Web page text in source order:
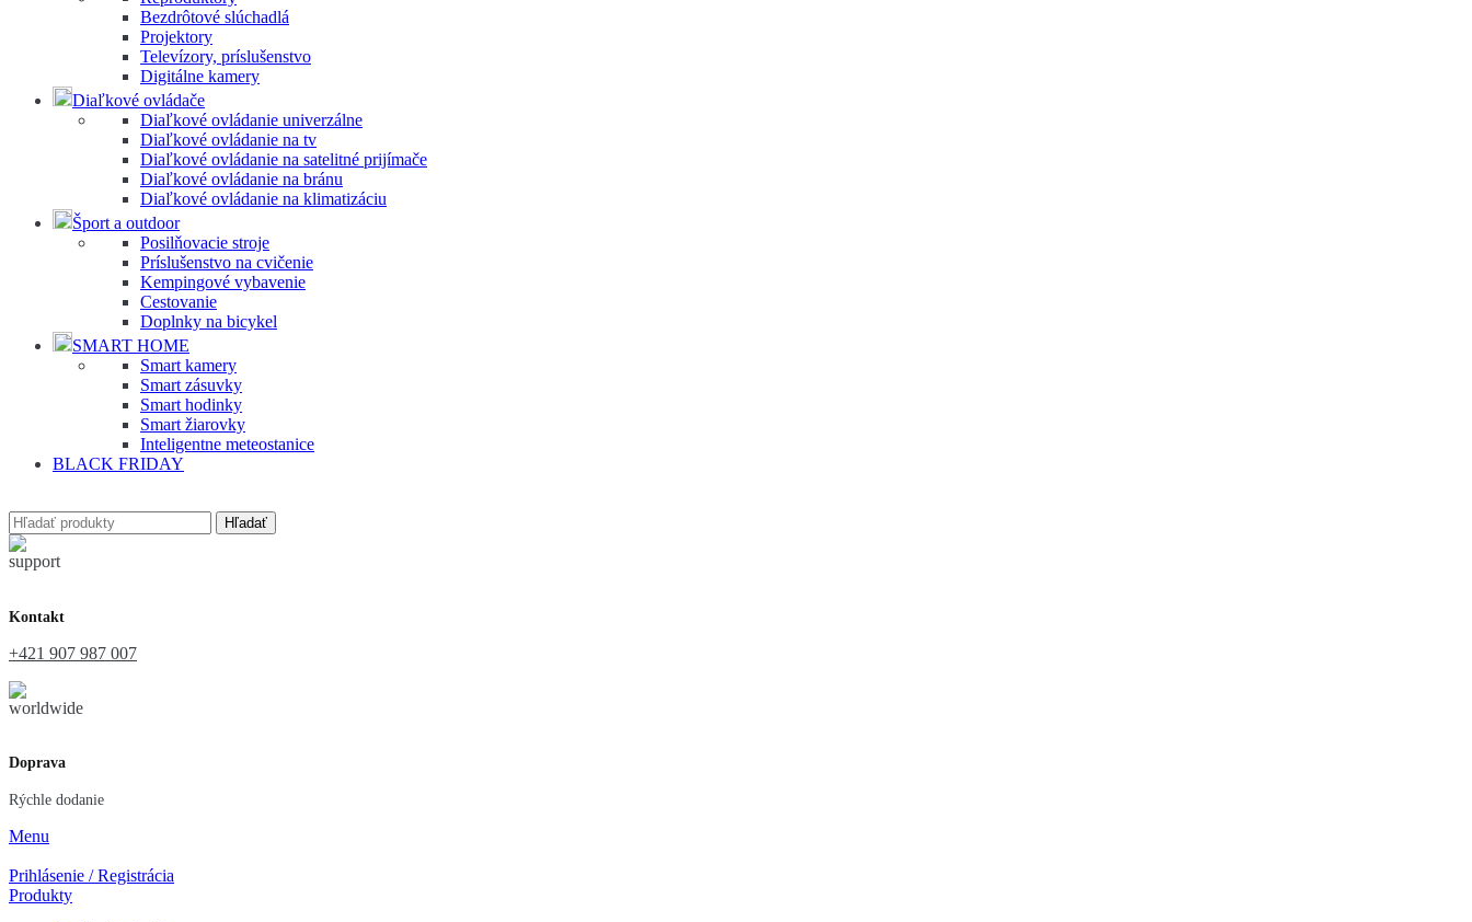
Bezdrôtové slúchadlá
Projektory
Televízory, príslušenstvo
Digitálne kamery
Diaľkové ovládače
Diaľkové ovládanie univerzálne
Diaľkové ovládanie na tv
Diaľkové ovládanie na satelitné prijímače
Diaľkové ovládanie na bránu
Diaľkové ovládanie na klimatizáciu
Šport a outdoor
Posilňovacie stroje
Príslušenstvo na cvičenie
Kempingové vybavenie
Cestovanie
Doplnky na bicykel
SMART HOME
Smart kamery
Smart zásuvky
Smart hodinky
Smart žiarovky
Inteligentne meteostanice
BLACK FRIDAY
Hľadať
Kontakt
+421 907 987 007
Doprava
Rýchle dodanie
Menu
Prihlásenie / Registrácia
Produkty